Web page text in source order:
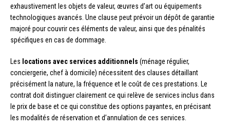
exhaustivement les objets de valeur, œuvres d’art ou équipements
technologiques avancés. Une clause peut prévoir un dépôt de garantie
majoré pour couvrir ces éléments de valeur, ainsi que des pénalités
spécifiques en cas de dommage.
Les locations avec services additionnels (ménage régulier,
conciergerie, chef à domicile) nécessitent des clauses détaillant
précisément la nature, la fréquence et le coût de ces prestations. Le
contrat doit distinguer clairement ce qui relève de services inclus dans
le prix de base et ce qui constitue des options payantes, en précisant
les modalités de réservation et d’annulation de ces services.